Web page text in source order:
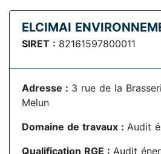
ELCIMAI
SIRET : 82161597800011
Adresse : 3 rue de la
Melun
Domaine de travaux : Audit
Qualification RGE : Audit